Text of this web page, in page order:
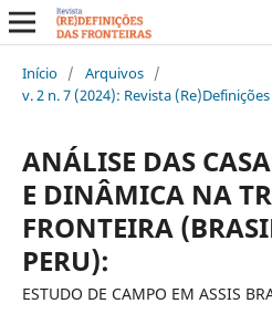
Início / Arquivos /
v. 2 n. 7 (2024): Revista
ANÁLISE DAS
E DINÂMICA NA
FRONTEIRA
PERU):
ESTUDO DE CAMPO EM ASSIS